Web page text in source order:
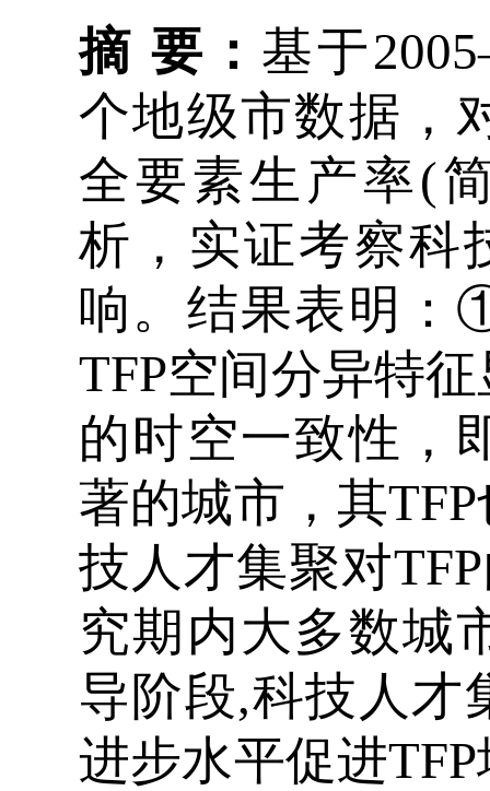
摘 要： 基于
个地级市数据，
全要素生产率(
析，实证考察科
响。结果表明：
TFP空间分异特
的时空一致性，
著的城市，其
技人才集聚对
究期内大多数城
导阶段,科技人才
进步水平促进